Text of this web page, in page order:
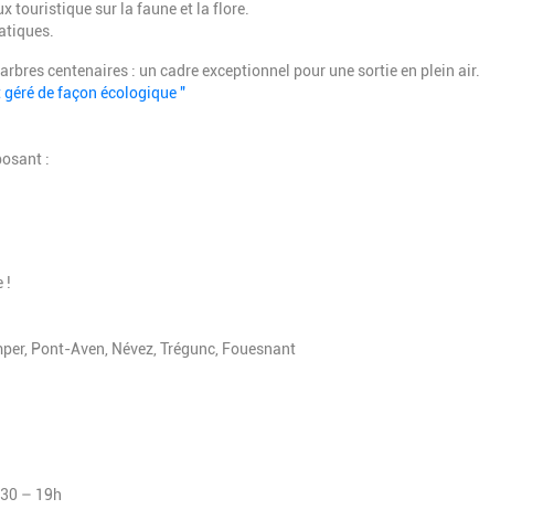
touristique sur la faune et la flore.
centenaires : un cadre exceptionnel pour une sortie en plein air.
de façon écologique "
:
!
Pont-Aven, Névez, Trégunc, Fouesnant
– 19h